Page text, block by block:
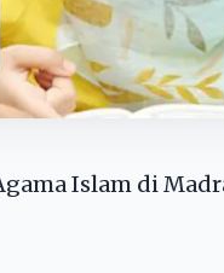
Islam di